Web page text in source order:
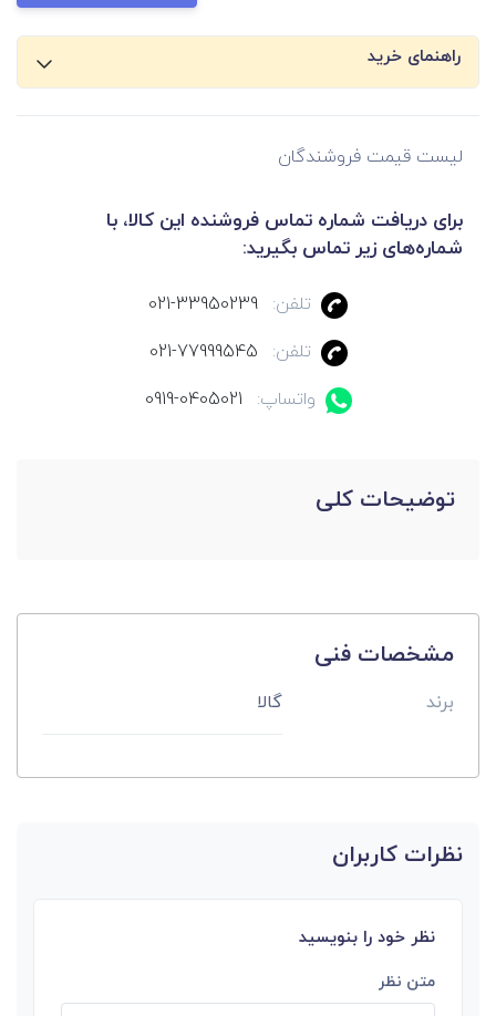
راهنمای خرید
لیست قیمت فروشندگان
برای دریافت شماره تماس فروشنده این کالا، با
شماره‌های زیر تماس بگیرید:
تلفن:
021-33950239
تلفن:
021-77999545
واتساپ:
0919-0405021
توضیحات کلی
مشخصات فنی
برند گالا
نظرات کاربران
نظر خود را بنویسید
متن نظر